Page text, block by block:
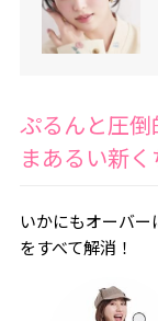
ぷるんと圧倒
まあるい新
いかにもオーバ
をすべて解消！